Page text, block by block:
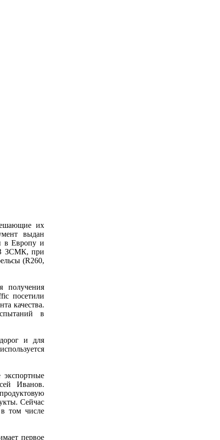
их
выдан
в Европу и
ЗСМК, при
(R260,
получения
посетили
качества.
в
и для
Иванов.
Сейчас
том числе
первое